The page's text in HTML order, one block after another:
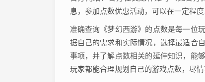
息，参加点数优惠活动，可以在一定程
准确查询《梦幻西游》的点数是每一位
据自己的需求和实际情况，选择最适合
事项，并了解点数相关的延伸知识，能
玩家都能合理规划自己的游戏点数，尽